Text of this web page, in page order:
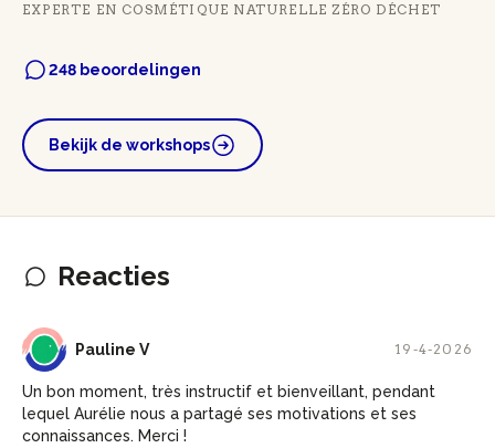
EXPERTE EN COSMÉTIQUE NATURELLE ZÉRO DÉCHET
248 beoordelingen
Bekijk de workshops
Reacties
PV Pauline V 19-4-2026
Un bon moment, très instructif et bienveillant, pendant
lequel Aurélie nous a partagé ses motivations et ses
connaissances. Merci !